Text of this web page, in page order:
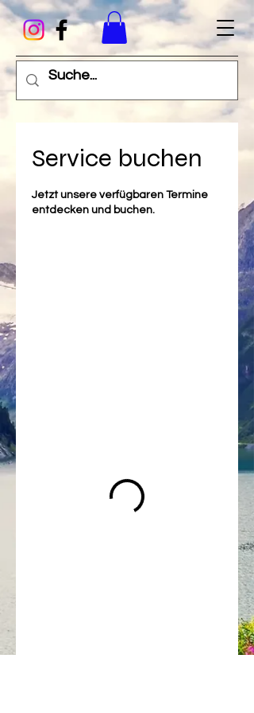
Service buchen
Jetzt unsere verfügbaren Termine
entdecken und buchen.